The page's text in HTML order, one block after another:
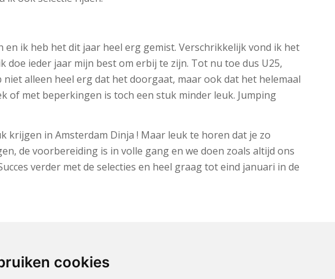
cookies
ik heb het dit jaar heel erg gemist. Verschrikkelijk vond ik het
ieder jaar mijn best om erbij te zijn. Tot nu toe dus U25,
alleen heel erg dat het doorgaat, maar ook dat het helemaal
of met beperkingen is toch een stuk minder leuk. Jumping
krijgen in Amsterdam Dinja ! Maar leuk te horen dat je zo
de voorbereiding is in volle gang en we doen zoals altijd ons
verder met de selecties en heel graag tot eind januari in de